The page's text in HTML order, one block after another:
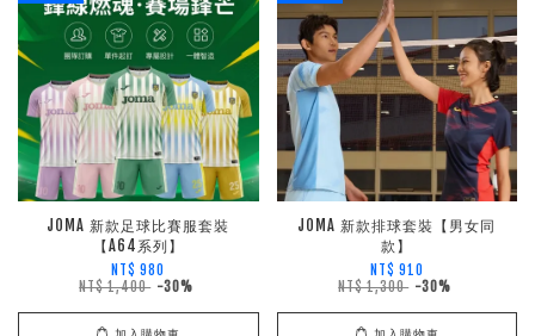
JOMA 新款足球比賽服套裝
【A64系列】
NT$ 980
NT$ 1,400 -30%
JOMA 新款排球套裝【男女同
款】
NT$ 910
NT$ 1,300 -30%